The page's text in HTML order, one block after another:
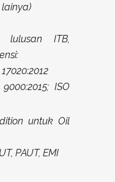
lulusan ITB,
ISO
untuk Oil
PAUT, EMI